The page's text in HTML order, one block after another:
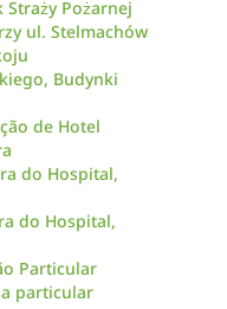
Straży Pożarnej
ul. Stelmachów
Budynki
de Hotel
do Hospital,
do Hospital,
Particular
particular